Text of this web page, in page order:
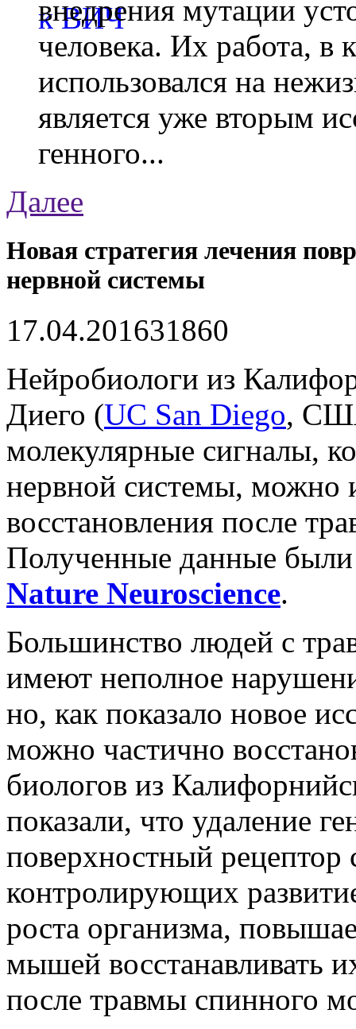
внедрения мутации
человека. Их работа, в
использовался на
является уже вторым
генного...
Далее
Новая стратегия лечения
нервной системы
17.04.201631860
Нейробиологи из
Диего (UC San Diego,
молекулярные сигналы,
нервной системы, можно
восстановления после
Полученные данные
Nature Neuroscience.
Большинство людей с
имеют неполное
но, как показало новое
можно частично
биологов из
показали, что удаление
поверхностный рецептор
контролирующих
роста организма,
мышей восстанавливать
после травмы спинного